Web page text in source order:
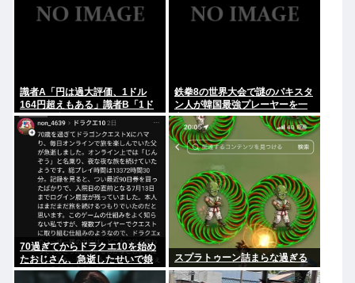
識者A「円は過大評価、1ドル
164円超えもある」識者B「1ド
ル140円台もある」どっちなの
鉄拳8の世界大会で謎のパキスタ
ン人が韓国最強プレーヤーを一
方的にボコして約5000万円ゲッ
ト
70過ぎてからドラクエ10を始め
たおじさん、急逝したせいで娘
に色々開示されてしまう
スプラトゥーン詰まらな過ぎる